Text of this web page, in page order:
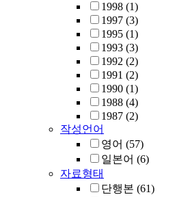
1998 (1)
1997 (3)
1995 (1)
1993 (3)
1992 (2)
1991 (2)
1990 (1)
1988 (4)
1987 (2)
작성언어
영어 (57)
일본어 (6)
자료형태
단행본 (61)